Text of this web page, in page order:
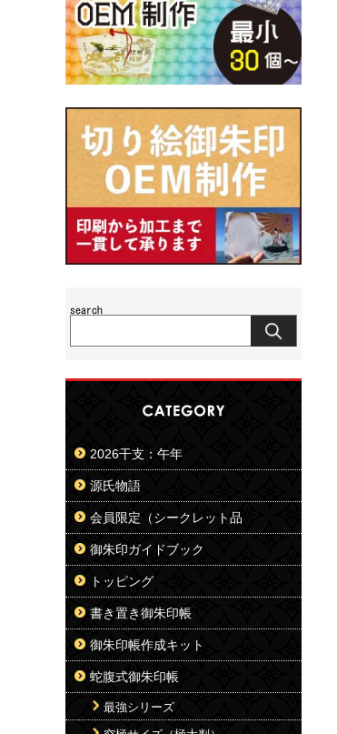
2026干支：午年
源氏物語
会員限定（シークレット品
御朱印ガイドブック
トッピング
書き置き御朱印帳
御朱印帳作成キット
蛇腹式御朱印帳
最強シリーズ